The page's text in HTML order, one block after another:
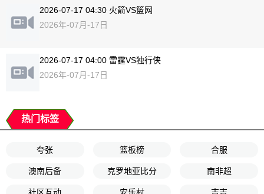
2026-07-17 04:30 火箭VS篮网
2026年-07月-17日
2026-07-17 04:00 雷霆VS独行侠
2026年-07月-17日
热门标签
夸张 篮板榜 合服
澳南后备 克罗地亚比分 南非超